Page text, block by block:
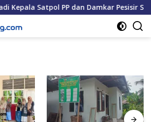
Satpol PP dan Damkar Pesisir Selatan